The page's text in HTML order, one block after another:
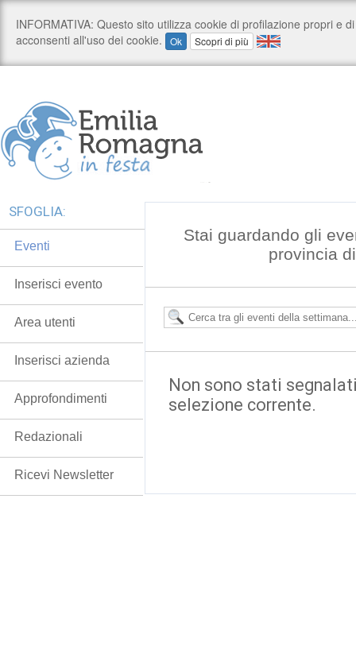
Stai guardando gli
provincia
Non sono stati
selezione corrente.
SFOGLIA:
Eventi
Inserisci evento
Area utenti
Inserisci azienda
Approfondimenti
Redazionali
Ricevi Newsletter